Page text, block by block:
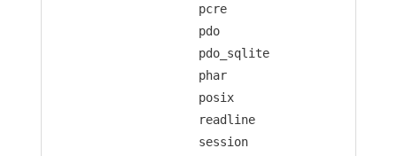
pcre
pdo
pdo_sqlite
phar
posix
readline
session